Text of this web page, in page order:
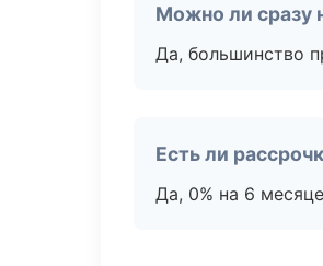
Можно ли сразу
Да, большинство
Есть ли
Да, 0% на 6